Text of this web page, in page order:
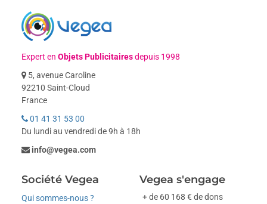
Expert enObjets Publicitairesdepuis 1998
5, avenue Caroline
92210 Saint-Cloud
France
01 41 31 53 00
Du lundi au vendredi de 9h à 18h
info@vegea.com
Société Vegea
Qui sommes-nous ?
Vegea s'engage
+ de 60 168 € de dons